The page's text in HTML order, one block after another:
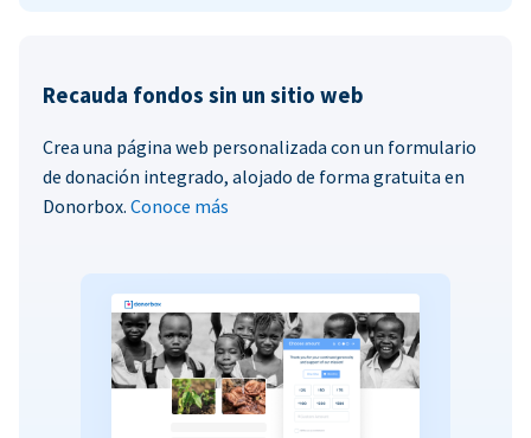
Recauda fondos sin un sitio web
Crea una página web personalizada con un formulario
de donación integrado, alojado de forma gratuita en
Donorbox. Conoce más